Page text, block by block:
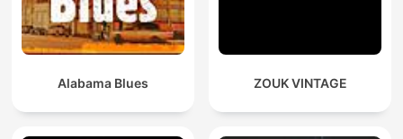
Alabama Blues ZOUK VINTAGE